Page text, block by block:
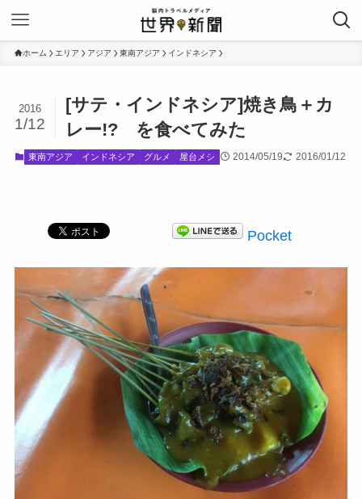
ホーム エリア アジア 東南アジア インドネシア
[サテ・インドネシア]焼き鳥＋カ
レー!? を食べてみた
2016
1/12
東南アジア インドネシア グルメ 屋台メシ 2014/05/19 2016/01/12
Pocket